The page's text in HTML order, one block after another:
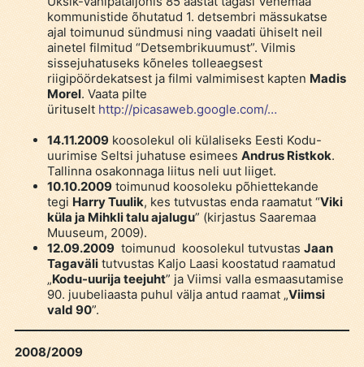
kommunistide õhutatud 1. detsembri mässukatse
ajal toimunud sündmusi ning vaadati ühiselt neil
ainetel filmitud “Detsembrikuumust”. Vilmis
sissejuhatuseks kõneles tolleaegsest
riigipöördekatsest ja filmi valmimisest kaptenMadis
Morel. Vaata pilte
ürituselthttp://picasaweb.google.com/…
14.11.2009koosolekul oli külaliseks Eesti Kodu-
uurimise Seltsi juhatuse esimeesAndrusRistkok.
Tallinna osakonnaga liitus neli uut liiget.
10.10.2009toimunud koosoleku põhiettekande
tegiHarry Tuulik, kes tutvustas enda raamatut “Viki
küla ja Mihkli talu ajalugu” (kirjastus Saaremaa
Muuseum, 2009).
12.09.2009toimunud koosolekul tutvustasJaan
Tagavälitutvustas Kaljo Laasi koostatud raamatud
„Kodu-uurija teejuht” ja Viimsi valla esmaasutamise
90. juubeliaasta puhul välja antud raamat „Viimsi
vald 90”.
2008/2009